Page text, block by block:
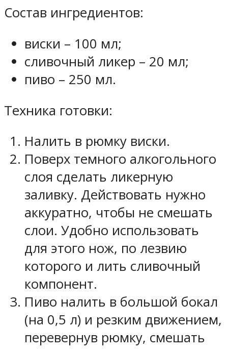
Состав ингредиентов:
виски – 100 мл;
сливочный ликер – 20 мл;
пиво – 250 мл.
Техника готовки:
Налить в рюмку виски.
Поверх темного алкогольного
слоя сделать ликерную
заливку. Действовать нужно
аккуратно, чтобы не смешать
слои. Удобно использовать
для этого нож, по лезвию
которого и лить сливочный
компонент.
Пиво налить в большой бокал
(на 0,5 л) и резким движением,
перевернув рюмку, смешать